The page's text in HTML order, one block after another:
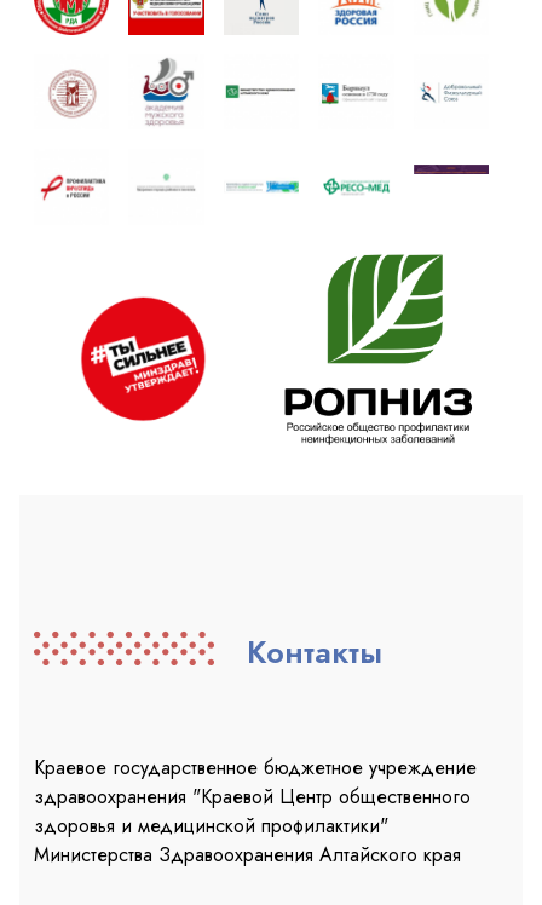
Контакты
Краевое государственное бюджетное учреждение
здравоохранения "Краевой Центр общественного
здоровья и медицинской профилактики"
Министерства Здравоохранения Алтайского края